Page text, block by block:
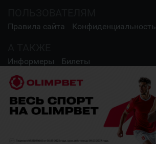
Правила сайта Конфиденциальность
Информеры Билеты
СОЦИАЛЬНЫЕ СЕТИ